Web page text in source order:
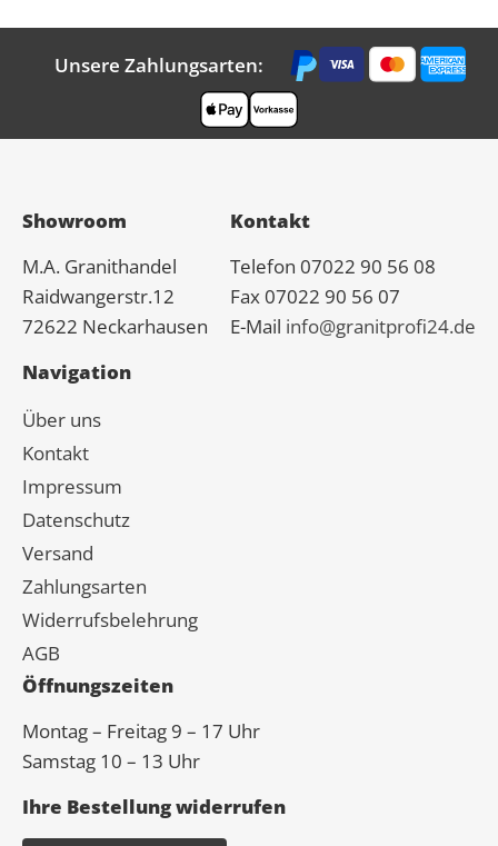
Unsere Zahlungsarten:
Showroom
M.A. Granithandel
Raidwangerstr.12
72622 Neckarhausen
Kontakt
Telefon 07022 90 56 08
Fax 07022 90 56 07
E-Mail info@granitprofi24.de
Navigation
Über uns
Kontakt
Impressum
Datenschutz
Versand
Zahlungsarten
Widerrufsbelehrung
AGB
Öffnungszeiten
Montag – Freitag 9 – 17 Uhr
Samstag 10 – 13 Uhr
Ihre Bestellung widerrufen